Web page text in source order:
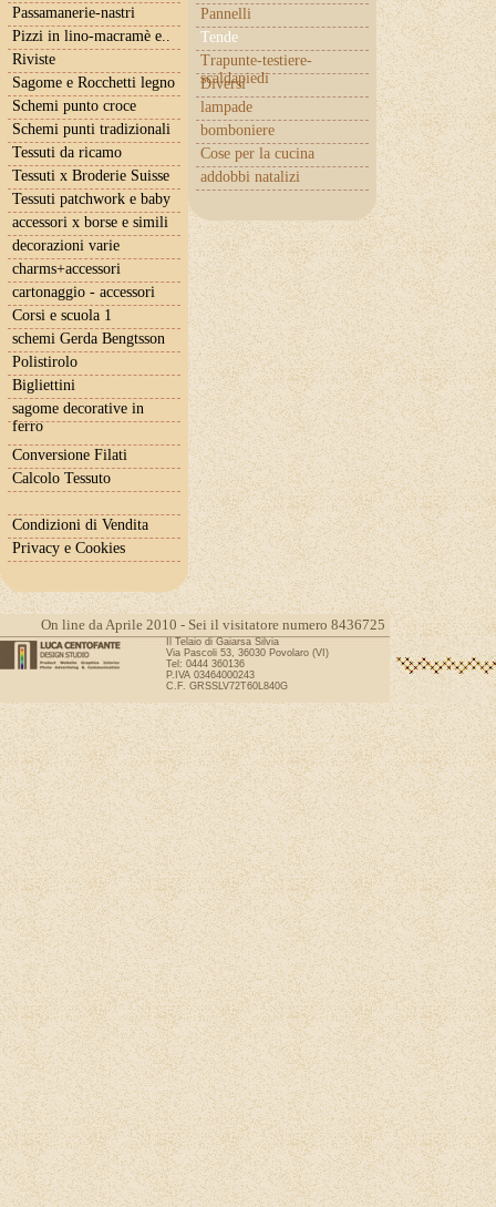
Pannelli
Tende
Trapunte-testiere-
scaldapiedi
Diversi
lampade
bomboniere
Cose per la cucina
addobbi natalizi
Passamanerie-nastri
Pizzi in lino-macramè e..
Riviste
Sagome e Rocchetti legno
Schemi punto croce
Schemi punti tradizionali
Tessuti da ricamo
Tessuti x Broderie Suisse
Tessuti patchwork e baby
accessori x borse e simili
decorazioni varie
charms+accessori
cartonaggio - accessori
Corsi e scuola 1
schemi Gerda Bengtsson
Polistirolo
Bigliettini
sagome decorative in
ferro
Conversione Filati
Calcolo Tessuto
Condizioni di Vendita
Privacy e Cookies
On line da Aprile 2010 - Sei il visitatore numero 8436725
Il Telaio di Gaiarsa Silvia
Via Pascoli 53, 36030 Povolaro (VI)
Tel: 0444 360136
P.IVA 03464000243
C.F. GRSSLV72T60L840G